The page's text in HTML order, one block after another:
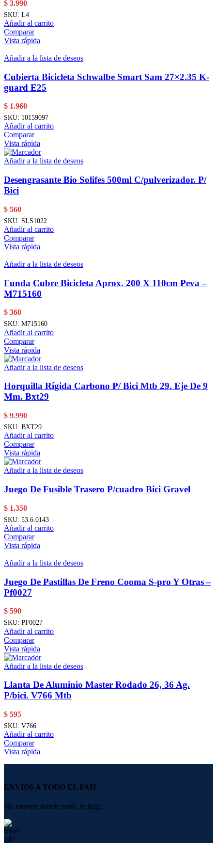
$ 3.990
SKU: L4
Añadir al carrito
Comparar
Vista rápida
Añadir a la lista de deseos
Cubierta Bicicleta Schwalbe Smart Sam 27×2.35 K-
guard E25
$ 1.960
SKU: 10159097
Añadir al carrito
Comparar
Vista rápida
Añadir a la lista de deseos
Desengrasante Bio Solifes 500ml C/pulverizador. P/
Bici
$ 560
SKU: SLS1022
Añadir al carrito
Comparar
Vista rápida
Añadir a la lista de deseos
Funda Cubre Bicicleta Aprox. 200 X 110cm Peva –
M715160
$ 360
SKU: M715160
Añadir al carrito
Comparar
Vista rápida
Añadir a la lista de deseos
Horquilla Rígida Carbono P/ Bici Mtb 29. Eje De 9
Mm. Bxt29
$ 9.990
SKU: BXT29
Añadir al carrito
Comparar
Vista rápida
Añadir a la lista de deseos
Juego De Fusible Trasero P/cuadro Bici Gravel
$ 1.350
SKU: 53.6.0143
Añadir al carrito
Comparar
Vista rápida
Añadir a la lista de deseos
Juego De Pastillas De Freno Cooma S-pro Y Otras –
Pf0027
$ 590
SKU: PF0027
Añadir al carrito
Comparar
Vista rápida
Añadir a la lista de deseos
Llanta De Aluminio Master Rodado 26, 36 Ag.
P/bici. V766 Mtb
$ 595
SKU: V766
Añadir al carrito
Comparar
Vista rápida
ENVÍOS A TODO EL PAÍS
No importa donde estés, te llega.